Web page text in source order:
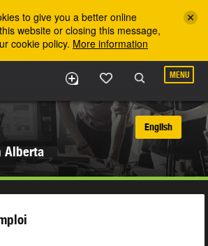
to give you a better online
website or closing this message,
cookie policy. More information
MENU
Alberta
English